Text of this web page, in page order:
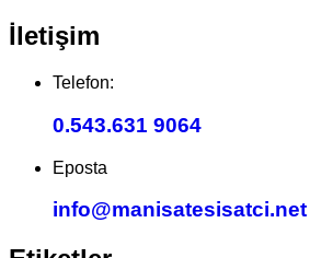
İletişim
Telefon:
0.543.631 9064
Eposta
info@manisatesisatci.net